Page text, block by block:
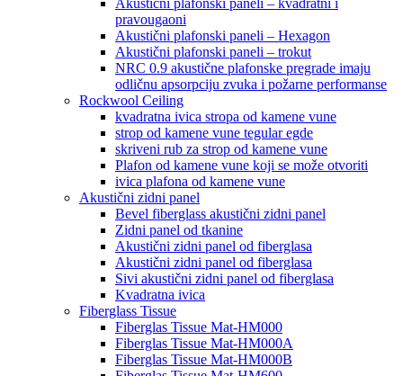
Akustični plafonski paneli – kvadratni i
pravougaoni
Akustični plafonski paneli – Hexagon
Akustični plafonski paneli – trokut
NRC 0.9 akustične plafonske pregrade imaju
odličnu apsorpciju zvuka i požarne performanse
Rockwool Ceiling
kvadratna ivica stropa od kamene vune
strop od kamene vune tegular egde
skriveni rub za strop od kamene vune
Plafon od kamene vune koji se može otvoriti
ivica plafona od kamene vune
Akustični zidni panel
Bevel fiberglass akustični zidni panel
Zidni panel od tkanine
Akustični zidni panel od fiberglasa
Akustični zidni panel od fiberglasa
Sivi akustični zidni panel od fiberglasa
Kvadratna ivica
Fiberglass Tissue
Fiberglas Tissue Mat-HM000
Fiberglas Tissue Mat-HM000A
Fiberglas Tissue Mat-HM000B